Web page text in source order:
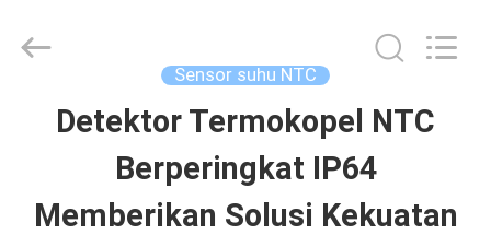
RUMAH
PRODUK
Electornics
Sensor suhu NTC
Detektor Termokopel NTC
Berperingkat IP64
Memberikan Solusi Kekuatan